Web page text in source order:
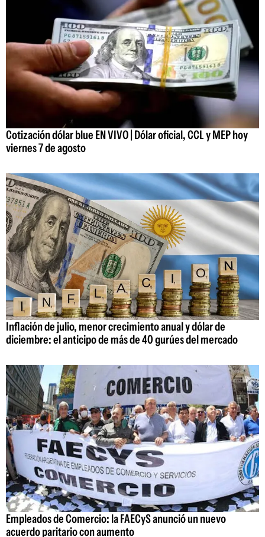
Cotización dólar blue EN VIVO | Dólar oficial, CCL y MEP hoy
viernes 7 de agosto
Inflación de julio, menor crecimiento anual y dólar de
diciembre: el anticipo de más de 40 gurúes del mercado
Empleados de Comercio: la FAECyS anunció un nuevo
acuerdo paritario con aumento